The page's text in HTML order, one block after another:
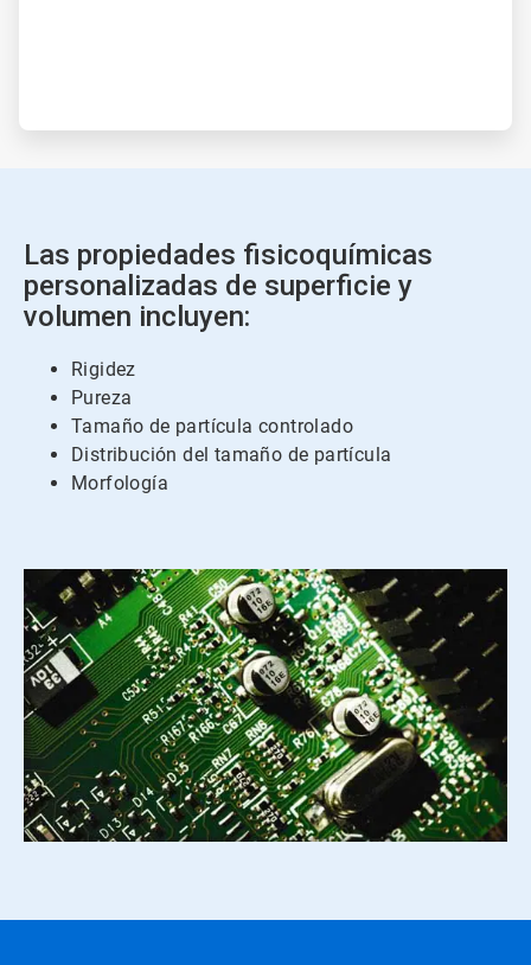
Las propiedades fisicoquímicas
personalizadas de superficie y
volumen incluyen:
Rigidez
Pureza
Tamaño de partícula controlado
Distribución del tamaño de partícula
Morfología